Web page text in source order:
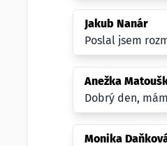
Jakub Nanár
Poslal jsem
Anežka
Dobrý den,
Monika